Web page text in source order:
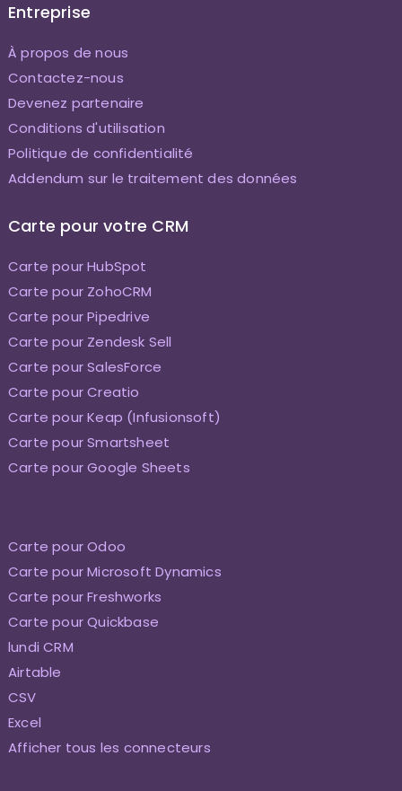
Entreprise
À propos de nous
Contactez-nous
Devenez partenaire
Conditions d'utilisation
Politique de confidentialité
Addendum sur le traitement des données
Carte pour votre CRM
Carte pour HubSpot
Carte pour ZohoCRM
Carte pour Pipedrive
Carte pour Zendesk Sell
Carte pour SalesForce
Carte pour Creatio
Carte pour Keap (Infusionsoft)
Carte pour Smartsheet
Carte pour Google Sheets
Carte pour Odoo
Carte pour Microsoft Dynamics
Carte pour Freshworks
Carte pour Quickbase
lundi CRM
Airtable
CSV
Excel
Afficher tous les connecteurs